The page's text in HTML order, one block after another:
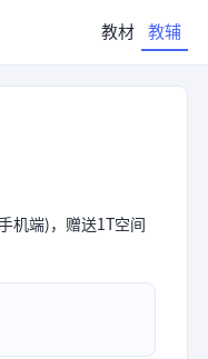
教材 教辅
机端)，赠送1T空间